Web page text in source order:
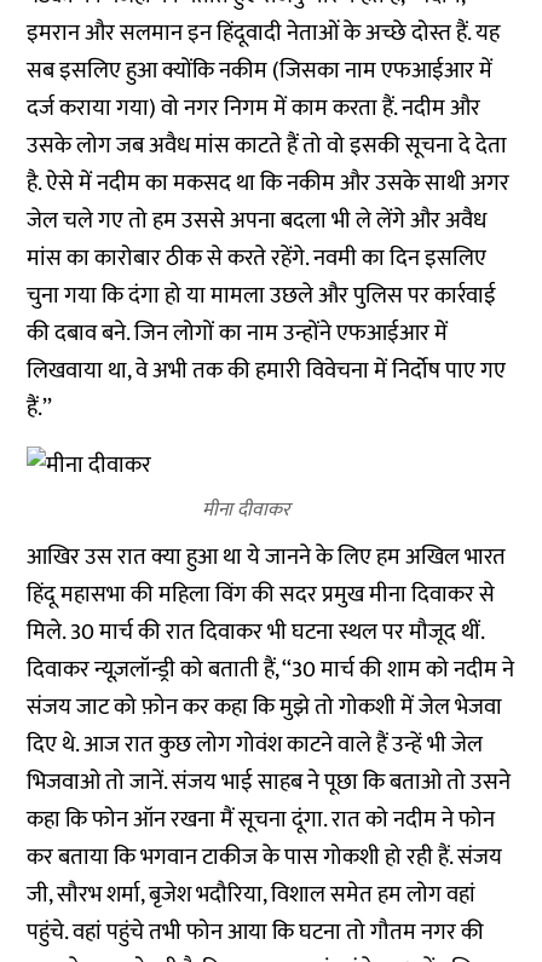
इमरान और सलमान इन हिंदूवादी नेताओं के अच्छे दोस्त हैं. यह
सब इसलिए हुआ क्योंकि नकीम (जिसका नाम एफआईआर में
दर्ज कराया गया) वो नगर निगम में काम करता हैं. नदीम और
उसके लोग जब अवैध मांस काटते हैं तो वो इसकी सूचना दे देता
है. ऐसे में नदीम का मकसद था कि नकीम और उसके साथी अगर
जेल चले गए तो हम उससे अपना बदला भी ले लेंगे और अवैध
मांस का कारोबार ठीक से करते रहेंगे. नवमी का दिन इसलिए
चुना गया कि दंगा हो या मामला उछले और पुलिस पर कार्रवाई
की दबाव बने. जिन लोगों का नाम उन्होंने एफआईआर में
लिखवाया था, वे अभी तक की हमारी विवेचना में निर्दोष पाए गए
हैं.’’
मीना दीवाकर
आखिर उस रात क्या हुआ था ये जानने के लिए हम अखिल भारत
हिंदू महासभा की महिला विंग की सदर प्रमुख मीना दिवाकर से
मिले. 30 मार्च की रात दिवाकर भी घटना स्थल पर मौजूद थीं.
दिवाकर न्यूज़लॉन्ड्री को बताती हैं, ‘‘30 मार्च की शाम को नदीम ने
संजय जाट को फ़ोन कर कहा कि मुझे तो गोकशी में जेल भेजवा
दिए थे. आज रात कुछ लोग गोवंश काटने वाले हैं उन्हें भी जेल
भिजवाओ तो जानें. संजय भाई साहब ने पूछा कि बताओ तो उसने
कहा कि फोन ऑन रखना मैं सूचना दूंगा. रात को नदीम ने फोन
कर बताया कि भगवान टाकीज के पास गोकशी हो रही हैं. संजय
जी, सौरभ शर्मा, बृजेश भदौरिया, विशाल समेत हम लोग वहां
पहुंचे. वहां पहुंचे तभी फोन आया कि घटना तो गौतम नगर की